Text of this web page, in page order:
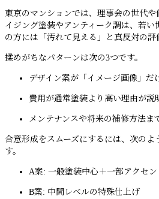
東京のマンションでは、理事会の世代や
イジング塗装やアンティーク調は、若
の方には「汚れて見える」と真反対の評
揉めがちなパターンは次の3つです。
デザイン案が「イメージ画像」だ
費用が通常塗装より高い理由が説
メンテナンスや将来の補修方法ま
合意形成をスムーズにするには、次のよ
す。
A案: 一般塗装中心＋一部アクセン
B案: 中間レベルの特殊仕上げ